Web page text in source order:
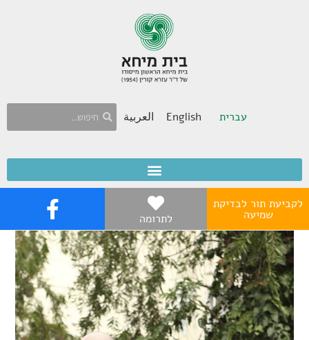
עברית English العربية
לקביעת תור לבדיקת
שמיעה לתרומה